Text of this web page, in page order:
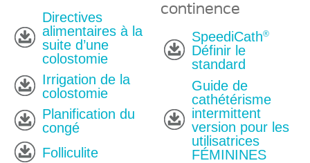
Directives
alimentaires à la
suite d’une
colostomie
Irrigation de la
colostomie
Planification du
congé
Folliculite
continence
SpeediCath®
Définir le
standard
Guide de
cathétérisme
intermittent
version pour les
utilisatrices
FÉMININES